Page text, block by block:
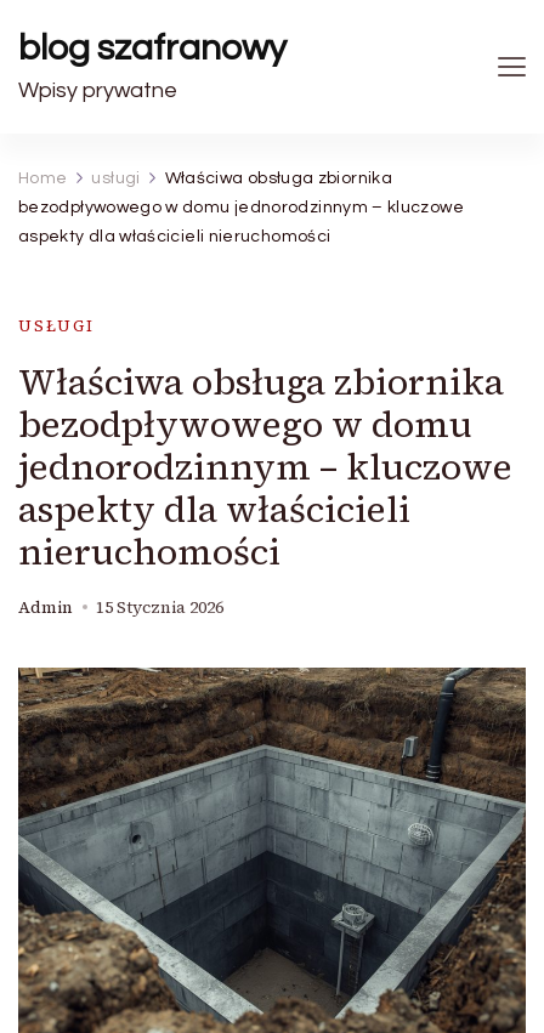
blog szafranowy
Wpisy prywatne
Home usługi
Właściwa obsługa zbiornika
bezodpływowego w domu jednorodzinnym – kluczowe
aspekty dla właścicieli nieruchomości
USŁUGI
Właściwa obsługa zbiornika
bezodpływowego w domu
jednorodzinnym – kluczowe
aspekty dla właścicieli
nieruchomości
Admin 15 Stycznia 2026